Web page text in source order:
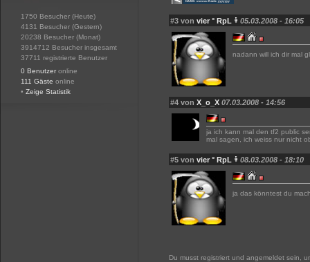
1750 Besucher (Heute)
4131 Besucher (Gestern)
20238 Besucher (Monat)
3914712 Besucher insgesamt
37711 registrierte Benutzer
0 Benutzer online
111 Gäste online
• Zeige Statistik
#3 von vier ° RpL 05.03.2008 - 16:05
nadann will ich dir mal
#4 von X_o_X 07.03.2008 - 14:56
ja ich kann mal den tf2 public
mal sagen, ich weiss nur nicht
#5 von vier ° RpL 08.03.2008 - 18:10
ja das könntest du
Du musst registriert und angemeldet sein,